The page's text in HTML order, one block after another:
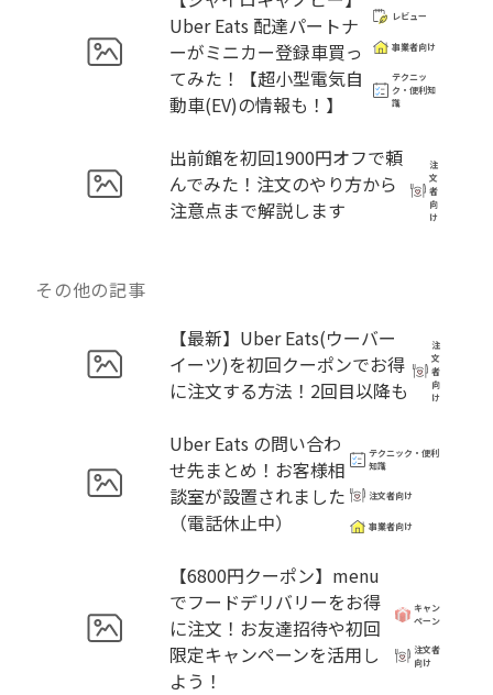
Uber Eats 配達パートナ
ーがミニカー登録車買っ
てみた！【超小型電気自
動車(EV)の情報も！】
レビュー
事業者向け
テクニッ
ク・便利知
識
出前館を初回1900円オフで頼
んでみた！注文のやり方から
注意点まで解説します
注
文
者
向
け
その他の記事
【最新】Uber Eats(ウーバー
イーツ)を初回クーポンでお得
に注文する方法！2回目以降も
注
文
者
向
け
Uber Eats の問い合わ
せ先まとめ！お客様相
談室が設置されました
（電話休止中）
テクニック・便利
知識
注文者向け
事業者向け
【6800円クーポン】menu
でフードデリバリーをお得
に注文！お友達招待や初回
限定キャンペーンを活用し
よう！
キャン
ペーン
注文者
向け